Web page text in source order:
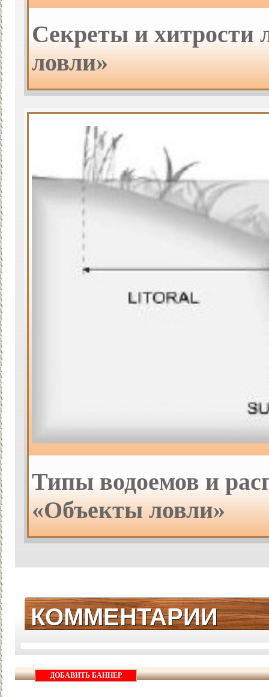
Секреты и
ловли»
Типы водоемов и
«Объекты ловли»
КОММЕНТАРИИ
ДОБАВИТЬ БАННЕР